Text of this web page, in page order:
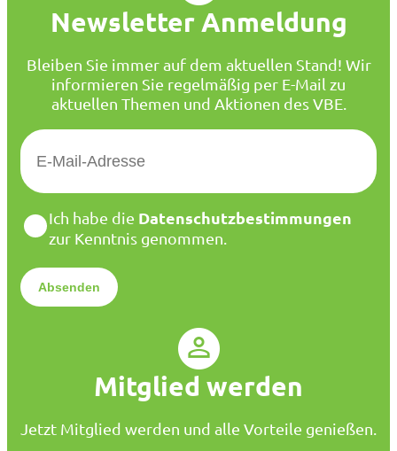
Newsletter Anmeldung
Bleiben Sie immer auf dem aktuellen Stand! Wir
informieren Sie regelmäßig per E-Mail zu
aktuellen Themen und Aktionen des VBE.
E
M
*
D
a
e
n
*
Ich habe die Datenschutzbestimmungen
zur Kenntnis genommen.
Mitglied werden
Jetzt Mitglied werden und alle Vorteile genießen.